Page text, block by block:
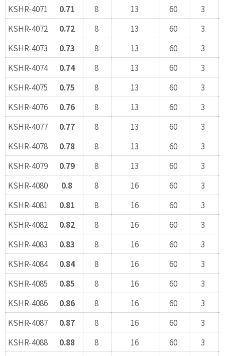
KSHR-4071 0.71 8 13 60
3
KSHR-4072
0.72 8 13 60
3
KSHR-4073
0.73 8 13 60
3
KSHR-4074
0.74 8 13 60
3
KSHR-4075
0.75 8 13 60
3
KSHR-4076
0.76 8 13 60
3
KSHR-4077
0.77 8 13 60
3
KSHR-4078
0.78 8 13 60
3
KSHR-4079
0.79 8 13 60
3
KSHR-4080
0.8 8 16 60
3
KSHR-4081
0.81 8 16 60
3
KSHR-4082
0.82 8 16 60
3
KSHR-4083
0.83 8 16 60
3
KSHR-4084
0.84 8 16 60
3
KSHR-4085
0.85 8 16 60
3
KSHR-4086
0.86 8 16 60
3
KSHR-4087
0.87 8 16 60
3
KSHR-4088
0.88 8 16 60
3